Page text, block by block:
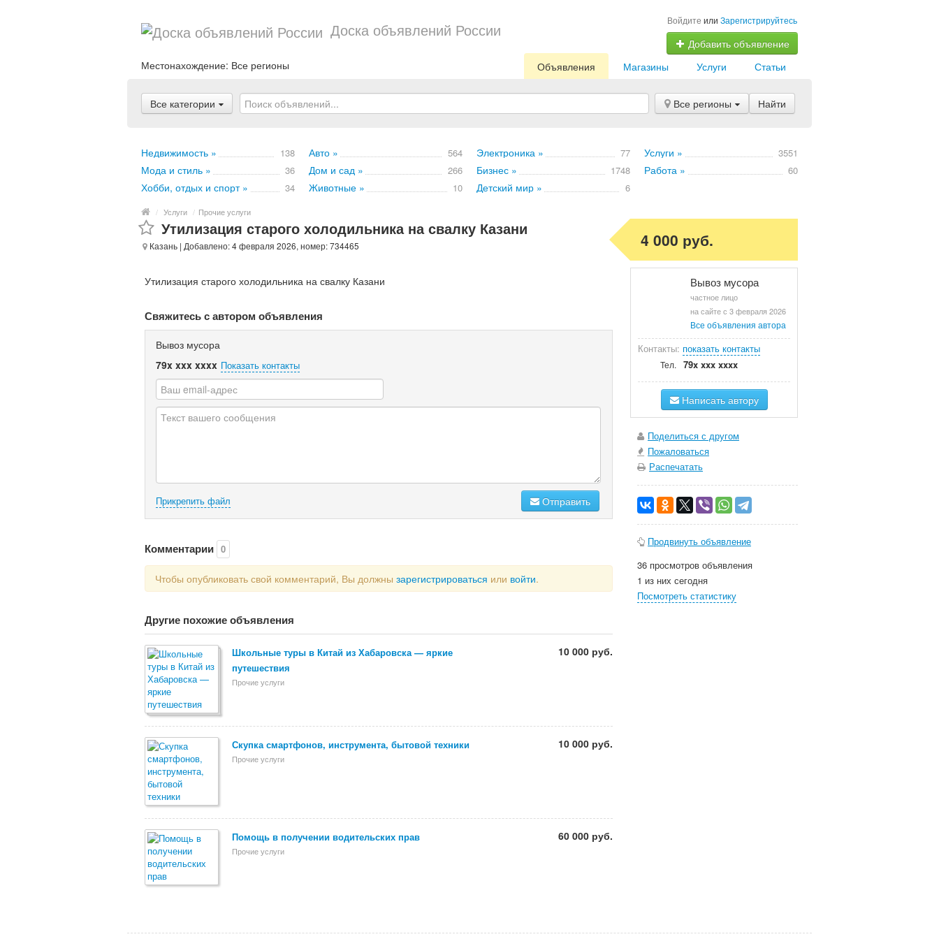
Доска объявлений России Войдите или Зарегистрируйтесь
Добавить объявление
Местонахождение: Все регионы Статьи
Услуги
Магазины
Объявления
Все категории Все регионы Найти
Недвижимость » 138 Авто » 564 Электроника » 77 Услуги » 3551
Мода и стиль » 36 Дом и сад » 266 Бизнес » 1748 Работа » 60
Хобби, отдых и спорт » 34 Животные » 10 Детский мир » 6
/ Услуги / Прочие услуги
Утилизация старого холодильника на свалку Казани
Казань | Добавлено: 4 февраля 2026, номер: 734465
Утилизация старого холодильника на свалку Казани
Свяжитесь с автором объявления
Вывоз мусора
79x xxx xxxx Показать контакты
Прикрепить файл Отправить
Комментарии 0
Чтобы опубликовать свой комментарий, Вы должны зарегистрироваться или войти.
Другие похожие объявления
Школьные туры в Китай из Хабаровска — яркие
путешествия
Прочие услуги
10 000 руб.
Скупка смартфонов, инструмента, бытовой техники
Прочие услуги
10 000 руб.
Помощь в получении водительских прав
Прочие услуги
60 000 руб.
4 000 руб.
Вывоз мусора
частное лицо
на сайте с 3 февраля 2026
Все объявления автора
Контакты: показать контакты
Тел. 79x xxx xxxx
Написать автору
Поделиться с другом
Пожаловаться
Распечатать
Продвинуть объявление
36 просмотров объявления
1 из них сегодня
Посмотреть статистику